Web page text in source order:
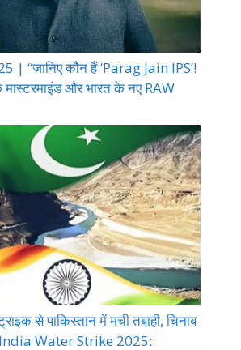
| “जानिए कौन हैं ‘Parag Jain IPS’!
और भारत के नए RAW
से पाकिस्तान में मची तबाही, चिनाब
India Water Strike 2025: